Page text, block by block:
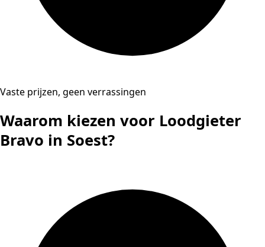
Vaste prijzen, geen verrassingen
Waarom kiezen voor Loodgieter
Bravo in Soest?